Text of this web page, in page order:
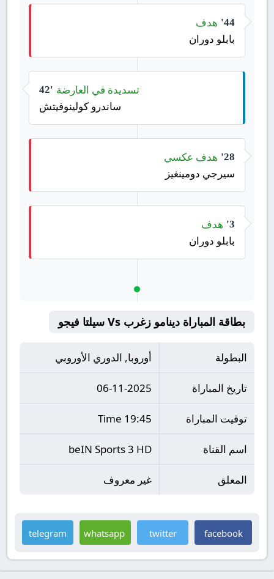
44' هدف
بابلو دوران
42' تسديدة في العارضة
ساندرو كولينوفيتش
28' هدف عكسي
سيرجي دومينغيز
3' هدف
بابلو دوران
بطاقة المباراة دينامو زغرب Vs سيلتا فيجو
البطولة أوروبا, الدوري الأوروبي
تاريخ المباراة 06-11-2025
توقيت المباراة 19:45 Time
اسم القناة beIN Sports 3 HD
المعلق غير معروف
facebook
twitter
whatsapp
telegram